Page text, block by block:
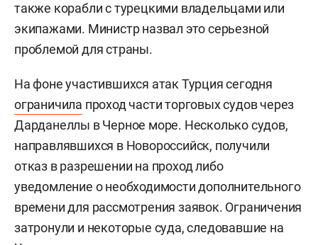
также корабли с турецкими владельцами или
экипажами. Министр назвал это серьезной
проблемой для страны.
На фоне участившихся атак Турция сегодня
ограничила проход части торговых судов через
Дарданеллы в Черное море. Несколько судов,
направлявшихся в Новороссийск, получили
отказ в разрешении на проход либо
уведомление о необходимости дополнительного
времени для рассмотрения заявок. Ограничения
затронули и некоторые суда, следовавшие на